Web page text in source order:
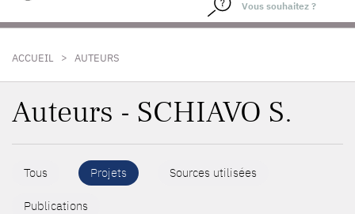
ACCUEIL > AUTEURS
Auteurs - SCHIAVO S.
Tous Projets Sources utilisées
Publications